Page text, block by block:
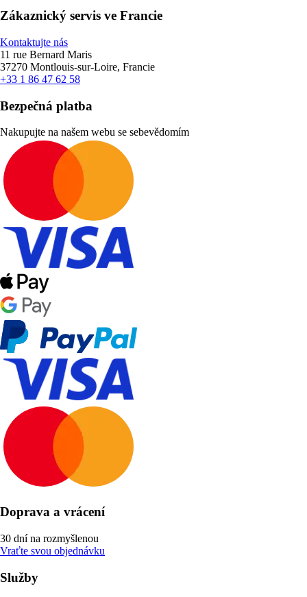
Zákaznický servis ve Francie
Kontaktujte nás
11 rue Bernard Maris
37270 Montlouis-sur-Loire, Francie
+33 1 86 47 62 58
Bezpečná platba
Nakupujte na našem webu se sebevědomím
Doprava a vrácení
30 dní na rozmyšlenou
Vraťte svou objednávku
Služby